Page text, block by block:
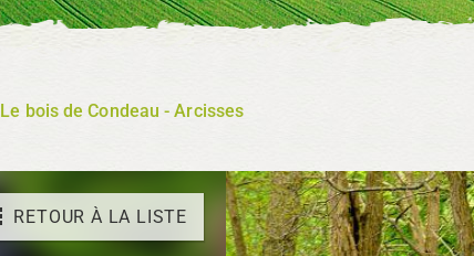
Le bois de Condeau - Arcisses
RETOUR À LA LISTE